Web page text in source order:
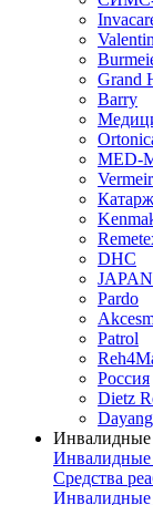
Grand
Barry
MED-
DHC
JAPAN
Pardo
Patrol
Россия
Dietz
Dayang
Инвалидные
Инвалидные
Средства
Инвалидные